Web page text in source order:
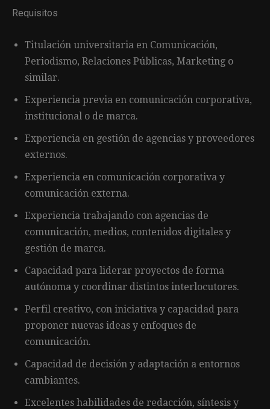
Requisitos
Titulación universitaria en Comunicación,
Periodismo, Relaciones Públicas, Marketing o
similar.
Experiencia previa en comunicación corporativa,
institucional o de marca.
Experiencia en gestión de agencias y proveedores
externos.
Experiencia en comunicación corporativa y
comunicación externa.
Experiencia trabajando con agencias de
comunicación, medios, contenidos digitales y
gestión de marca.
Capacidad para liderar proyectos de forma
autónoma y coordinar distintos interlocutores.
Perfil creativo, con iniciativa y capacidad para
proponer nuevas ideas y enfoques de
comunicación.
Capacidad de decisión y adaptación a entornos
cambiantes.
Excelentes habilidades de redacción, síntesis y